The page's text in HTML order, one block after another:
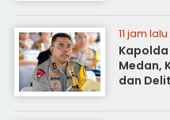
11 jam lalu
Medan,
dan